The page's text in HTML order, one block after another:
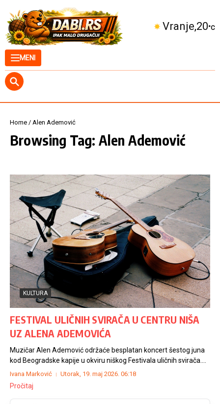
MENI
Vranje 20°C
Home / Alen Ademović
Browsing Tag: Alen Ademović
KULTURA
FESTIVAL ULIČNIH SVIRAČA U CENTRU NIŠA
UZ ALENA ADEMOVIĆA
Muzičar Alen Ademović održaće besplatan koncert šestog juna
kod Beogradske kapije u okviru niškog Festivala uličnih svirača....
Ivana Marković Utorak, 19. maj 2026. 06:18
Pročitaj